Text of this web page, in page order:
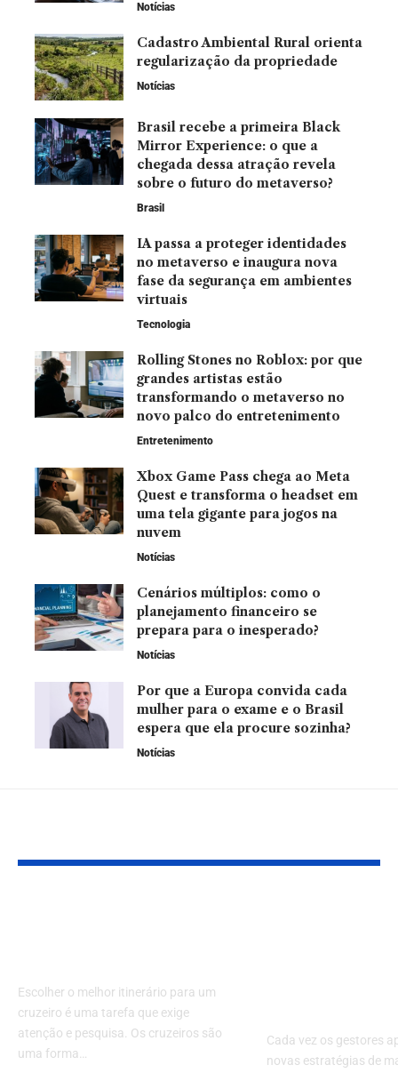
Notícias
Cadastro Ambiental Rural orienta
regularização da propriedade
Notícias
Brasil recebe a primeira Black
Mirror Experience: o que a
chegada dessa atração revela
sobre o futuro do metaverso?
Brasil
IA passa a proteger identidades
no metaverso e inaugura nova
fase da segurança em ambientes
virtuais
Tecnologia
Rolling Stones no Roblox: por que
grandes artistas estão
transformando o metaverso no
novo palco do entretenimento
Entretenimento
Xbox Game Pass chega ao Meta
Quest e transforma o headset em
uma tela gigante para jogos na
nuvem
Notícias
Cenários múltiplos: como o
planejamento financeiro se
prepara para o inesperado?
Notícias
Por que a Europa convida cada
mulher para o exame e o Brasil
espera que ela procure sozinha?
Notícias
Escolher o melhor itinerário para um
cruzeiro é uma tarefa que exige
atenção e pesquisa. Os cruzeiros são
uma forma…
Cada vez os gestores
novas estratégias de